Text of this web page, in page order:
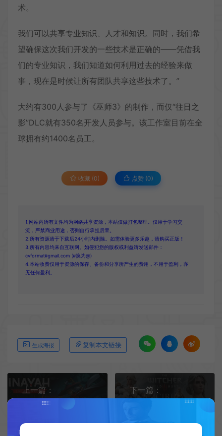
术。
我们可以共享专业知识、人才和知识。同时，我们希
望确保这次我们开发的一些技术是正确的——凭借我
们的专业知识，我们知道如何利用过去的经验来做
事，现在是时候让所有团队共享这些技术了。”
大约有300人参与了《巫师3》的制作，而仅“往日之
影”DLC就有350名开发人员参与。该工作室目前在全
球拥有约1400名员工。
收藏 (0) 点赞 (0)
1.网站内所有文件均为网络共享资源，本站仅做打包整理。仅用于学习交
流，严禁商业用途，否则自行承担后果。
2.所有资源请于下载后24小时内删除。如需体验更多乐趣，请购买正版！
3.所有内容均来自互联网。如侵犯您的版权或利益请发送邮件：
cvformat#gmail.com (#换为@)
4.本站收费仅用于资源的保存、备份和分享所产生的费用，不用于盈利，亦
无任何盈利。
生成海报 复制本文链接
上一篇：
下一篇：
极致还原《巫师3》希里高精度雕像已推出